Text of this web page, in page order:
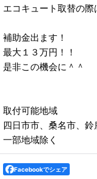
エコキュート取替の際
補助金出ます！
最大１３万円！！
是非この機会に＾＾
取付可能地域
四日市市、桑名市、
一部地域除く
Facebookでシェア